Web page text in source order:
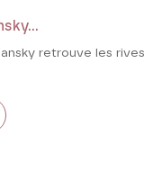
retrouve les rives